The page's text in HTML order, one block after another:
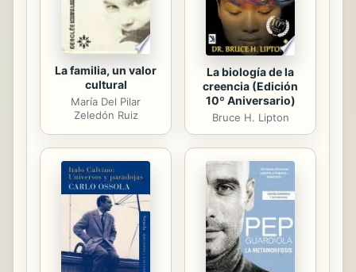
La familia, un valor
cultural
María Del Pilar
Zeledón Ruiz
La biología de la
creencia (Edición
10º Aniversario)
Bruce H. Lipton